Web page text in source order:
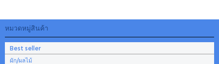
หมวดหมู่สินค้า
Best seller
ผัก/ผลไม้